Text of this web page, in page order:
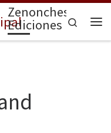
Zenonchess
Ediciones
Search